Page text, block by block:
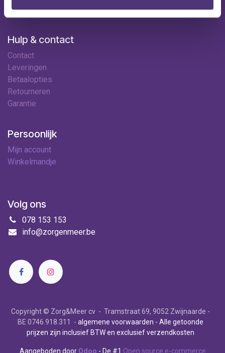
Contact
Hulp & contact
Contact
Leveringen
Betaalopties
Retourneren
Garantie
Persoonlijk
Mijn account
Winkelmandje
Volg ons
078 153 153
info@zorgenmeer.be
Copyright © Zorg&Meer cv - Tramstraat 69, 9052 Zwijnaarde -
BE 0746.918.311 - algemene voorwaarden - Alle getoonde
prijzen zijn inclusief BTW en exclusief verzendkosten
Aangeboden door Odoo - De #1 Open source e-commerce